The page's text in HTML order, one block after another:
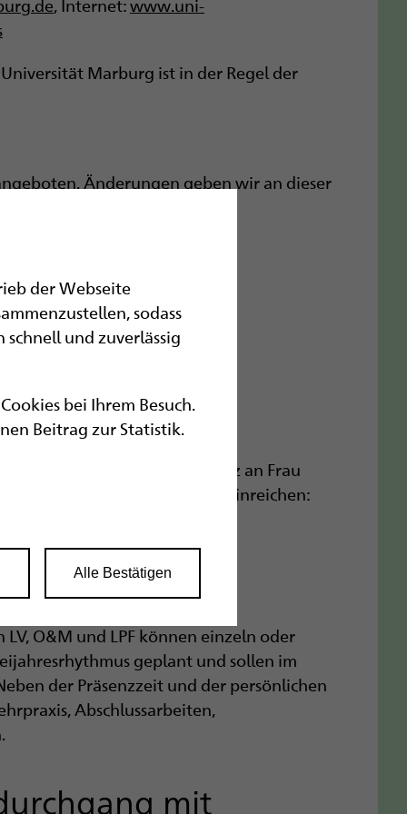
, Internet:www.uni-
Marburg ist in der Regel der
Änderungen geben wir an dieser
(SZBLIND)
aus der Schweiz an Frau
bitte an folgende Adresse einreichen:
4, CH-9001 St. Gallen.
O&M und LPF können einzeln oder
geplant und sollen im
der Präsenzzeit und der persönlichen
Abschlussarbeiten,
mit
der Webseite
sodass
und zuverlässig
bei Ihrem Besuch.
Beitrag zur Statistik.
Alle Bestätigen